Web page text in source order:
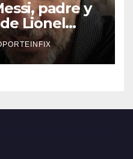
padre y
Lionel